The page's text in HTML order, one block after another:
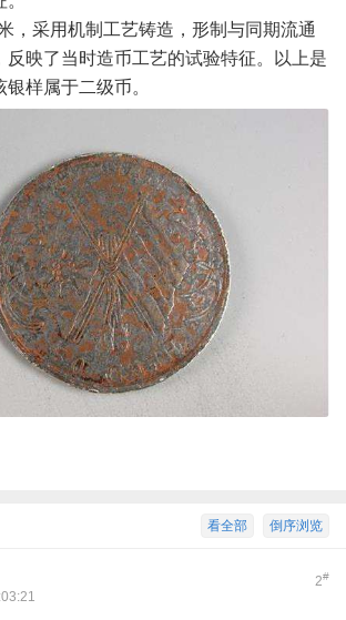
，采用机制工艺铸造，形制与同期流通
反映了当时造币工艺的试验特征。以上是
样属于二级币。
倒序浏览
看全部
2#